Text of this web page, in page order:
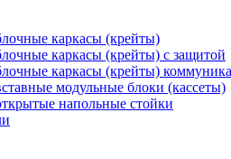
каркасы (крейты)
каркасы (крейты) с защитой
каркасы (крейты)
модульные блоки (кассеты)
напольные стойки